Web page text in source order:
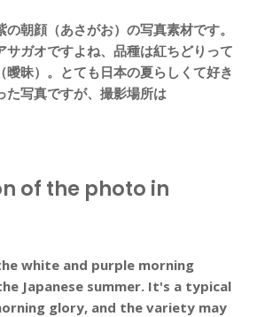
朝顔（あさがお）の写真素材です。
サガオですよね、品種は紅ちどりって
曖昧）。とても日本の夏らしくて好き
た写真ですが、撮影場所は
of the photo in
white and purple morning
Japanese summer. It's a typical
glory, and the variety may